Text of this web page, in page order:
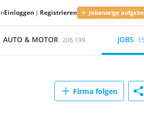
Einloggen | Registrieren Jobanzeige
AUTO & MOTOR 206.199 JOBS
Firma folgen